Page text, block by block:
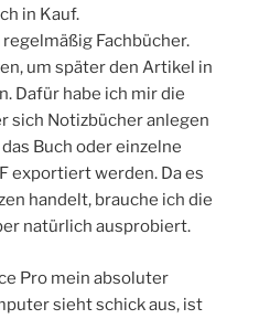
in Kauf.
Fachbücher.
um später den Artikel in
Dafür habe ich mir die
sich Notizbücher anlegen
Buch oder einzelne
exportiert werden. Da es
handelt, brauche ich die
natürlich ausprobiert.
Pro mein absoluter
sieht schick aus, ist